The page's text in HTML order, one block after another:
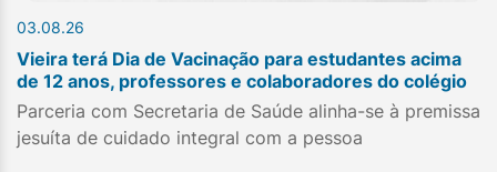
03.08.26
Vieira terá Dia de Vacinação para estudantes acima
de 12 anos, professores e colaboradores do colégio
Parceria com Secretaria de Saúde alinha-se à premissa
jesuíta de cuidado integral com a pessoa